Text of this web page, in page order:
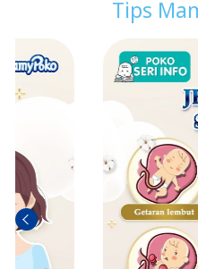
Tips
Sebel
umn
ya